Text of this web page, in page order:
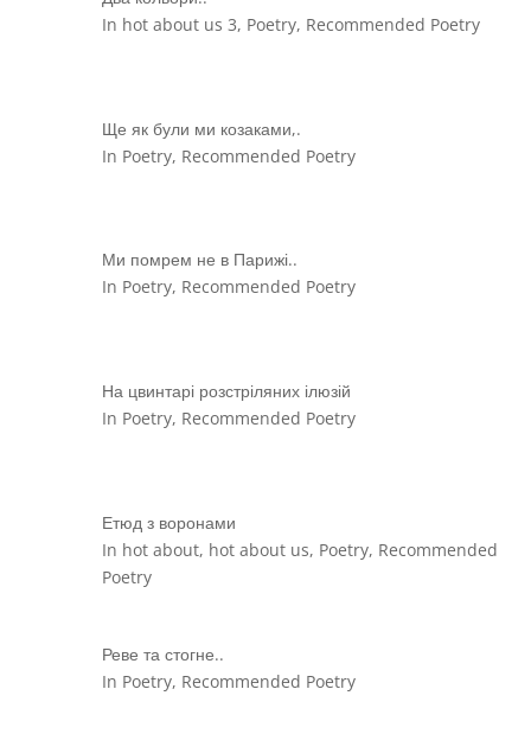
In hot about us 3, Poetry, Recommended Poetry
Ще як були ми козаками,.
In Poetry, Recommended Poetry
Ми помрем не в Парижі..
In Poetry, Recommended Poetry
На цвинтарі розстріляних ілюзій
In Poetry, Recommended Poetry
Етюд з воронами
In hot about, hot about us, Poetry, Recommended
Poetry
Реве та стогне..
In Poetry, Recommended Poetry